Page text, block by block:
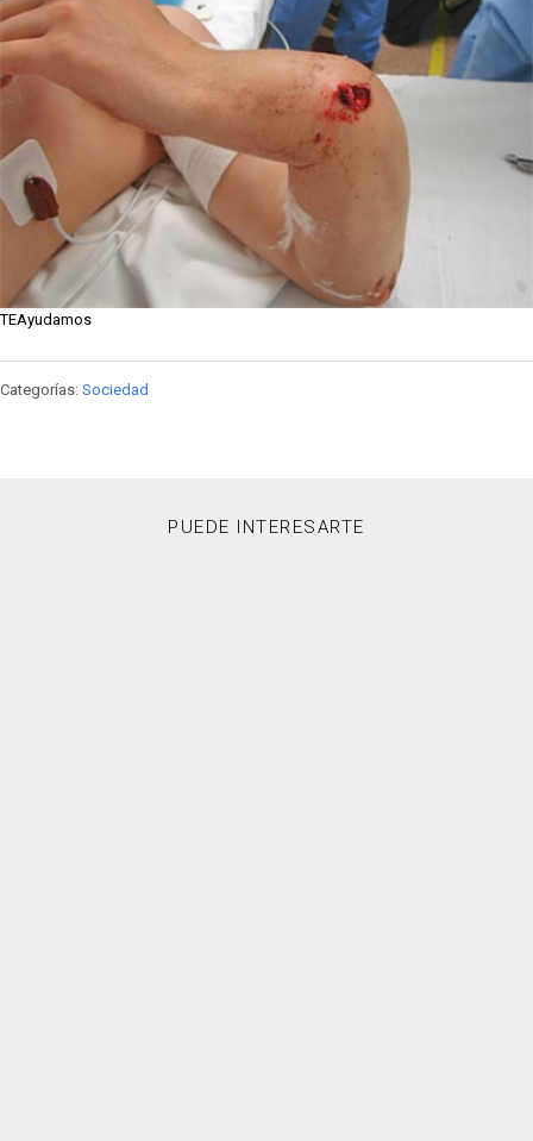
TEAyudamos
Categorías: Sociedad
PUEDE INTERESARTE